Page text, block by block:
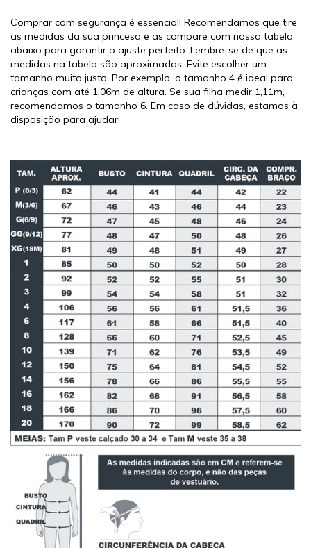
Comprar com segurança é essencial! Recomendamos que tire
as medidas da sua princesa e as compare com nossa tabela
abaixo para garantir o ajuste perfeito. Lembre-se de que as
medidas na tabela são aproximadas. Evite escolher um
tamanho muito justo. Por exemplo, o tamanho 4 é ideal para
crianças com até 1,06m de altura. Se sua filha medir 1,11m,
recomendamos o tamanho 6. Em caso de dúvidas, estamos à
disposição para ajudar!